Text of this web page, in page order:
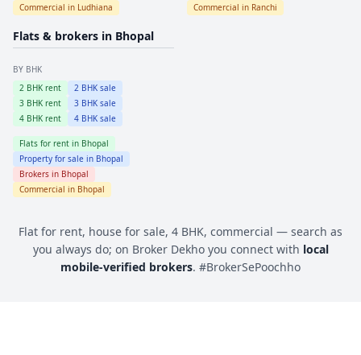
Commercial in Ludhiana
Commercial in Ranchi
Flats & brokers in Bhopal
BY BHK
2 BHK rent 2 BHK sale
3 BHK rent 3 BHK sale
4 BHK rent 4 BHK sale
Flats for rent in Bhopal
Property for sale in Bhopal
Brokers in Bhopal
Commercial in Bhopal
Flat for rent, house for sale, 4 BHK, commercial — search as
you always do; on Broker Dekho you connect with local
mobile-verified brokers. #BrokerSePoochho